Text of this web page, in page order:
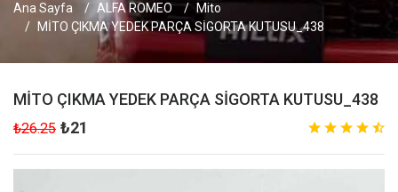
Ana Sayfa ALFA ROMEO
Mito
MİTO ÇIKMA YEDEK PARÇA SİGORTA KUTUSU_438
MİTO ÇIKMA YEDEK PARÇA SİGORTA KUTUSU_438
₺26.25 ₺21